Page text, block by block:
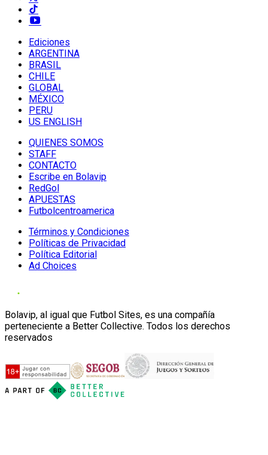
Ediciones
ARGENTINA
BRASIL
CHILE
GLOBAL
MÉXICO
PERU
US ENGLISH
QUIENES SOMOS
STAFF
CONTACTO
Escribe en Bolavip
RedGol
APUESTAS
Futbolcentroamerica
Términos y Condiciones
Políticas de Privacidad
Política Editorial
Ad Choices
Bolavip, al igual que Futbol Sites, es una compañía
perteneciente a Better Collective. Todos los derechos
reservados